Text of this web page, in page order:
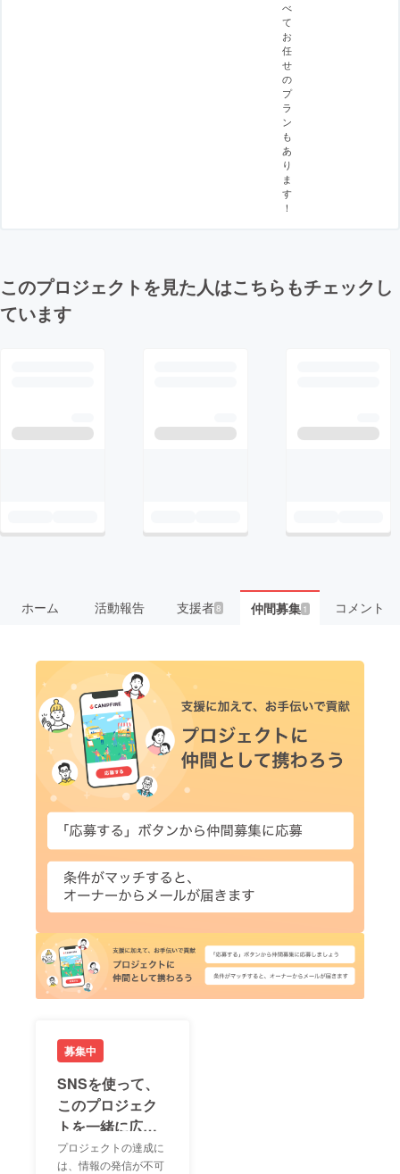
べ
て
お
任
せ
の
プ
ラ
ン
も
あ
り
ま
す
！
このプロジェクトを見た人はこちらもチェックし
ています
ホーム 活動報告 支援者8 仲間募集 1 コメント
募集中
SNSを使って、
このプロジェク
トを一緒に広め
ましょう！
プロジェクトの達成に
は、情報の発信が不可